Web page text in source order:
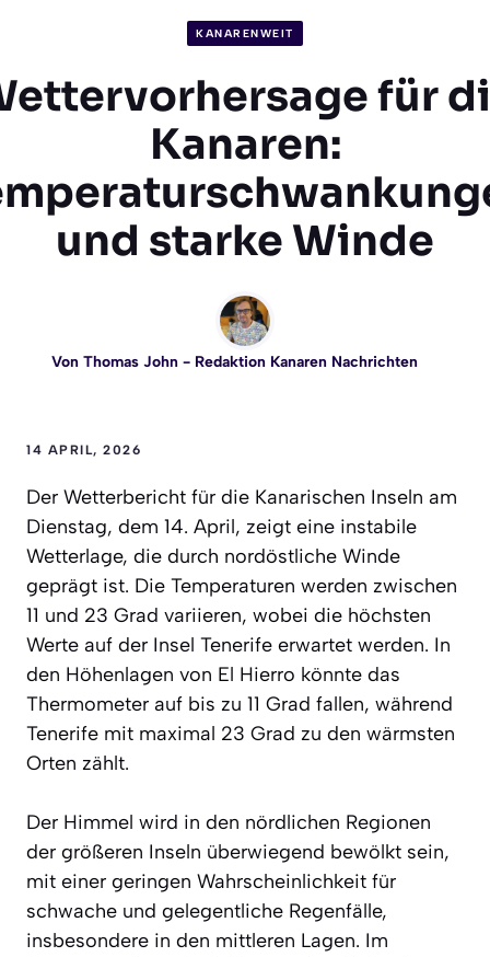
KANARENWEIT
für
Kanaren:
und starke Winde
Von Thomas John- Redaktion Kanaren Nachrichten
14 APRIL, 2026
Der Wetterbericht für die Kanarischen Inseln am
Dienstag, dem 14. April, zeigt eine instabile
Wetterlage, die durch nordöstliche Winde
geprägt ist. Die Temperaturen werden zwischen
11 und 23 Grad variieren, wobei die höchsten
Werte auf der Insel Tenerife erwartet werden. In
den Höhenlagen von El Hierro könnte das
Thermometer auf bis zu 11 Grad fallen, während
Tenerife mit maximal 23 Grad zu den wärmsten
Orten zählt.
Der Himmel wird in den nördlichen Regionen
der größeren Inseln überwiegend bewölkt sein,
mit einer geringen Wahrscheinlichkeit für
schwache und gelegentliche Regenfälle,
insbesondere in den mittleren Lagen. Im